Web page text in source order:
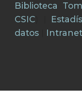
Biblioteca
CSIC
datos
Intranet